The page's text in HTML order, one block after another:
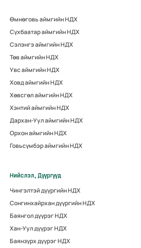
Өмнөговь аймгийн НДХ
Сүхбаатар аймгийн НДХ
Сэлэнгэ аймгийн НДХ
Төв аймгийн НДХ
Увс аймгийн НДХ
Ховд аймгийн НДХ
Хөвсгөл аймгийн НДХ
Хэнтий аймгийн НДХ
Дархан-Уул аймгийн НДХ
Орхон аймгийн НДХ
Говьсүмбэр аймгийн НДХ
Нийслэл, Дүүргүүд
Чингэлтэй дүүргийн НДХ
Сонгинхайрхан дүүргийн НДХ
Баянгол дүүрэг НДХ
Хан-Уул дүүрэг НДХ
Баянзүрх дүүрэг НДХ